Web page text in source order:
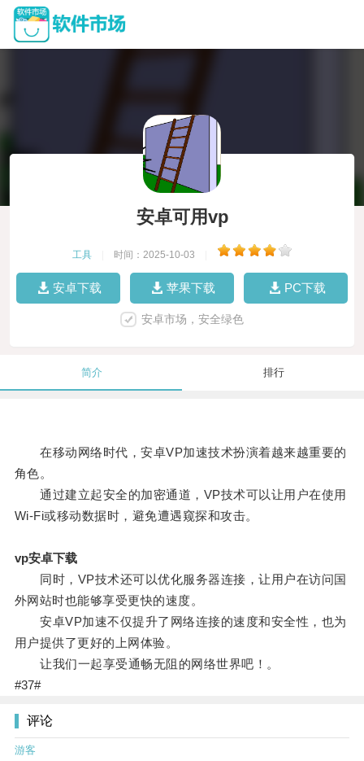
安卓可用vp
工具 时间：2025-10-03
安卓下载 苹果下载 PC下载
安卓市场，安全绿色
简介 排行
在移动网络时代，安卓VP加速技术扮演着越来越重要的
角色。
通过建立起安全的加密通道，VP技术可以让用户在使用
Wi-Fi或移动数据时，避免遭遇窥探和攻击。
vp安卓下载
同时，VP技术还可以优化服务器连接，让用户在访问国
外网站时也能够享受更快的速度。
安卓VP加速不仅提升了网络连接的速度和安全性，也为
用户提供了更好的上网体验。
让我们一起享受通畅无阻的网络世界吧！。
#37#
评论
游客